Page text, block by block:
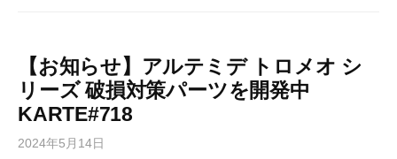
【お知らせ】アルテミデ トロメオ シ
リーズ 破損対策パーツを開発中
KARTE#718
2024年5月14日